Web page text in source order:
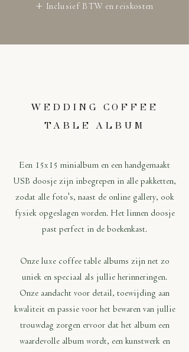
+ Inclusief BTW en reiskosten
WEDDING COFFEE
TABLE ALBUM
Een 15x15 minialbum en een handgemaakt
USB doosje zijn inbegrepen in alle pakketten,
zodat alle foto's, naast de online gallery, ook
fysiek opgeslagen worden. Het linnen doosje
past perfect in de boekenkast.​
Onze luxe coffee table albums zijn net zo
uniek en speciaal als jullie herinneringen.
Onze aandacht voor detail, toewijding aan
kwaliteit en passie voor het bewaren van jullie
trouwdag zorgen ervoor dat het album een
waardevolle album wordt, een kunstwerk en